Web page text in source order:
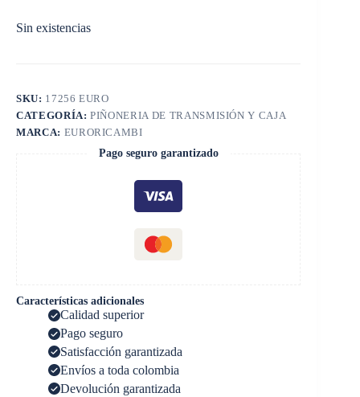
Sin existencias
SKU: 17256 EURO
CATEGORÍA:PIÑONERIA DE TRANSMISIÓN Y CAJA
MARCA: EURORICAMBI
Pago seguro garantizado
Características adicionales
Calidad superior
Pago seguro
Satisfacción garantizada
Envíos a toda colombia
Devolución garantizada